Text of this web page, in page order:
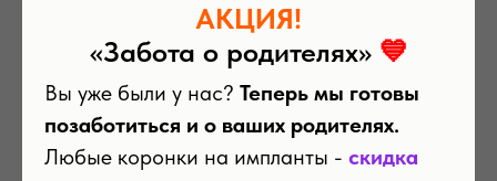
АКЦИЯ!
«Забота о родителях» 💙
Вы уже были у нас? Теперь мы готовы
позаботиться и о ваших родителях.
Любые коронки на импланты - скидка